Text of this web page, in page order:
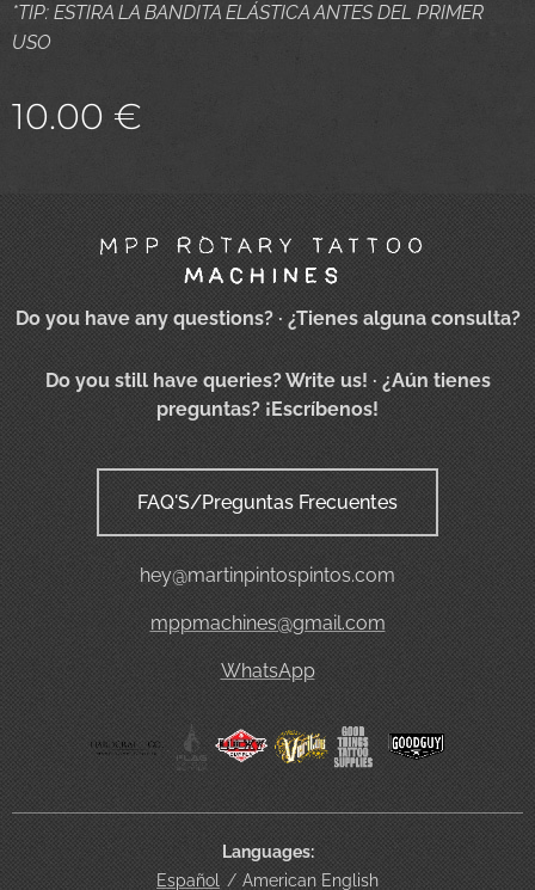
*TIP: ESTIRA LA BANDITA ELÁSTICA ANTES DEL PRIMER
USO
10.00 €
Do you have any questions?· ¿Tienes alguna consulta?
Do you still have queries? Write us! · ¿Aún tienes
preguntas? ¡Escríbenos!
FAQ'S/Preguntas Frecuentes
hey@martinpintospintos.com
mppmachines@gmail.com
WhatsApp
Languages
Español
American English